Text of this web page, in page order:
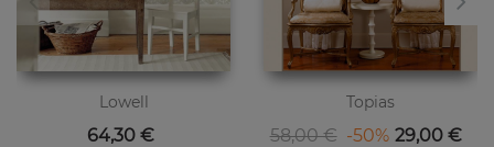
Lowell
Цена
64,30 €
Topias
Базовая цена
58,00 € -50%
Цена 29,00 €